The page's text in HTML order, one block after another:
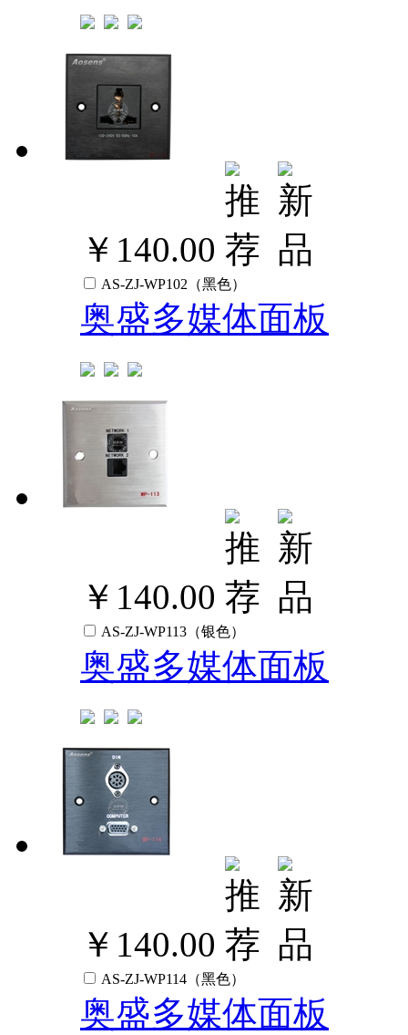
￥140.00
AS-ZJ-WP102（黑色）
奥盛多媒体面板
￥140.00
AS-ZJ-WP113（银色）
奥盛多媒体面板
￥140.00
AS-ZJ-WP114（黑色）
奥盛多媒体面板